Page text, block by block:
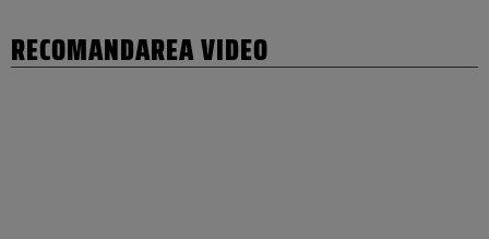
RECOMANDAREA VIDEO